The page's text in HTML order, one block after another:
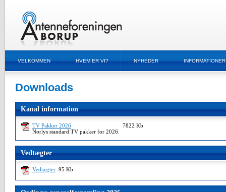
VELKOMMEN HVEM ER VI? NYHEDER INFORMATIONER
Downloads
Kanal information
TV Pakker 2026
Norlys standard TV pakker for 2026.
7822 Kb
Vedtægter
Vedtægter 95 Kb